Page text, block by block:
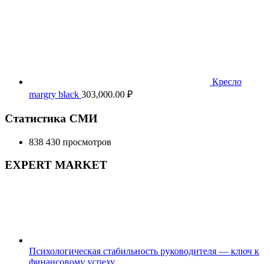
Кресло
margry black 303,000.00 ₽
Статистика СМИ
838 430 просмотров
EXPERT MARKET
Психологическая стабильность руководителя — ключ к